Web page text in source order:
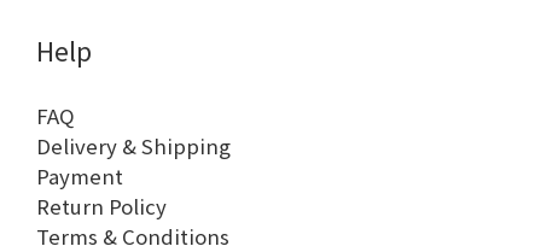
Help
FAQ
Delivery & Shipping
Payment
Return Policy
Terms & Conditions